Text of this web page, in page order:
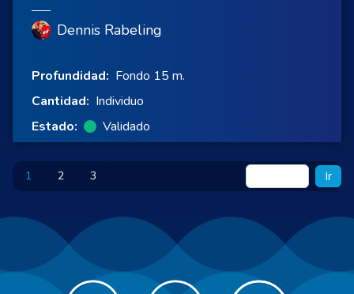
Dennis Rabeling
Profundidad: Fondo 15 m.
Cantidad: Individuo
Estado:
Validado
1 2 3 Ir